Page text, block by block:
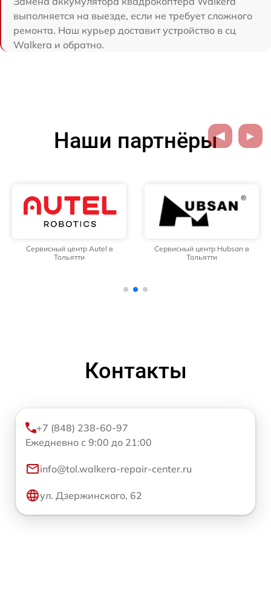
выполняется на выезде, если не требует сложного
ремонта. Наш курьер доставит устройство в сц
Walkera и обратно.
Наши партнёры
Сервисный центр Autel в
Тольятти
Сервисный центр Hubsan в
Тольятти
Контакты
+7 (848) 238-60-97
Ежедневно с 9:00 до 21:00
info@tol.walkera-repair-center.ru
ул. Дзержинского, 62